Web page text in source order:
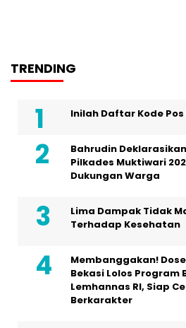
TRENDING
Inilah Daftar Kode
Bahrudin
Pilkades Muktiwari
Dukungan Warga
Lima Dampak Tidak
Terhadap Kesehatan
Membanggakan!
Bekasi Lolos Program
Lemhannas RI, Siap
Berkarakter